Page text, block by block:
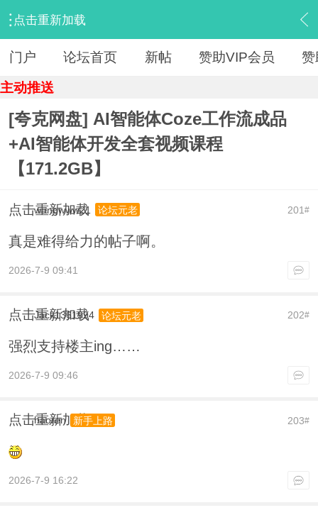
点击重新加载
› 【 资源区 】 › 『人工智能（AI）』 › 内容
门户 论坛首页 新帖 赞助VIP会员 赞
主动推送
[夸克网盘] AI智能体Coze工作流成品
+AI智能体开发全套视频课程
【171.2GB】
点击重新加载 201#
wangwww21 论坛元老
真是难得给力的帖子啊。
2026-7-9 09:41
点击重新加载 202#
Jack1361994 论坛元老
强烈支持楼主ing……
2026-7-9 09:46
点击重新加载 203#
haoren 新手上路
2026-7-9 16:22